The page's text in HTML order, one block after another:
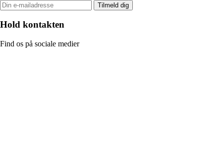
Tilmeld dig
Hold kontakten
Find os på sociale medier